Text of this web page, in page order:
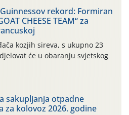
rekord: Formiran
CHEESE TEAM“ za
kozjih sireva, s ukupno 23
će u obaranju svjetskog
sakupljanja otpadne
za kolovoz 2026. godine